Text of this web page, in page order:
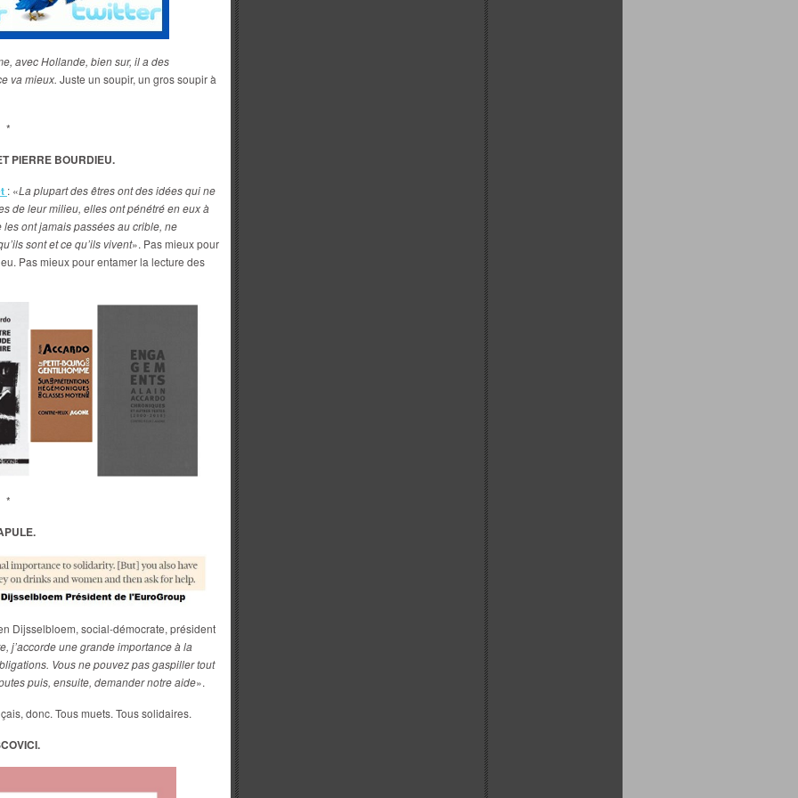
avec Hollande, bien sur, il a des
va mieux. Juste un soupir, un gros soupir à
*
PIERRE BOURDIEU.
: «La plupart des êtres ont des idées qui ne
de leur milieu, elles ont pénétré en eux à
ont jamais passées au crible, ne
sont et ce qu’ils vivent». Pas mieux pour
Pas mieux pour entamer la lecture des
*
Dijsselbloem, social-démocrate, président
j’accorde une grande importance à la
Vous ne pouvez pas gaspiller tout
puis, ensuite, demander notre aide».
donc. Tous muets. Tous solidaires.